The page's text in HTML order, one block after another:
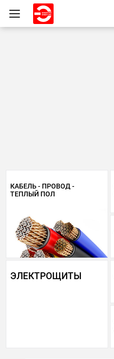
КАБЕЛЬ - ПРОВОД -
ТЕПЛЫЙ ПОЛ
ЭЛЕКТРОЩИТЫ